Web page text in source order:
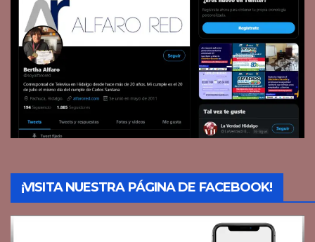
¡VISITA NUESTRA PÁGINA DE FACEBOOK!